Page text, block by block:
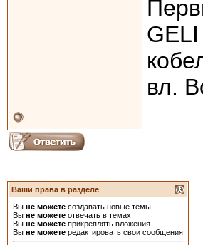
вл.
Ваши права в разделе
Вы не можете создавать новые темы
Вы не можете отвечать в темах
Вы не можете прикреплять вложения
Вы не можете редактировать свои сообщения